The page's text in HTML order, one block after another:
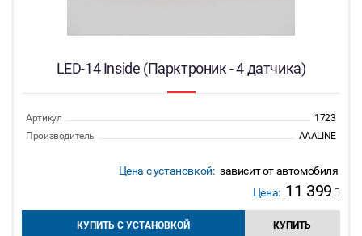
LED-14 Inside (Парктроник - 4 датчика)
Артикул
1723
Производитель
AAALINE
Цена с установкой: зависит от автомобиля
Цена: 11 399
КУПИТЬ С УСТАНОВКОЙ КУПИТЬ